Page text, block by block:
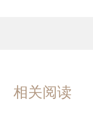
相关阅读